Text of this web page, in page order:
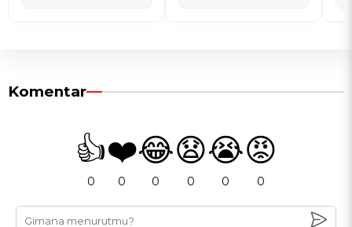
Komentar
👍
0
❤️
0
😂
0
😧
0
😭
0
😡
0